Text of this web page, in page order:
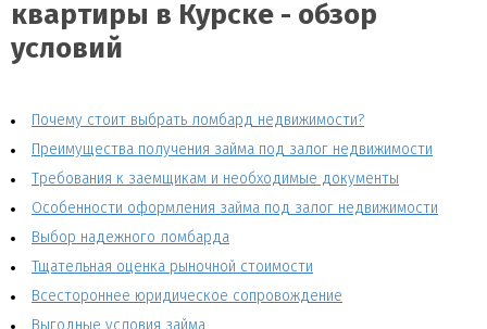
квартиры в Курске - обзор
условий
Почему стоит выбрать ломбард недвижимости?
Преимущества получения займа под залог недвижимости
Требования к заемщикам и необходимые документы
Особенности оформления займа под залог недвижимости
Выбор надежного ломбарда
Тщательная оценка рыночной стоимости
Всестороннее юридическое сопровождение
Выгодные условия займа